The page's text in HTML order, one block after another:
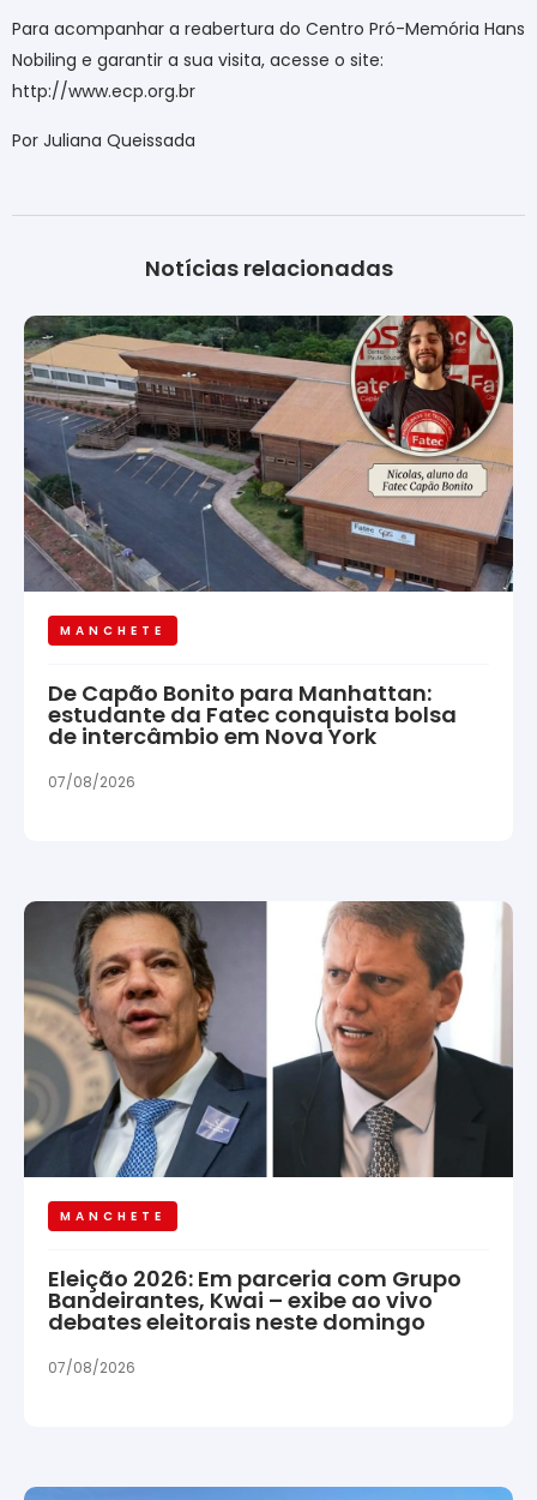
Para acompanhar a reabertura do Centro Pró-Memória Hans
Nobiling e garantir a sua visita, acesse o site:
http://www.ecp.org.br
Por Juliana Queissada
Notícias relacionadas
MANCHETE
De Capão Bonito para Manhattan:
estudante da Fatec conquista bolsa
de intercâmbio em Nova York
07/08/2026
MANCHETE
Eleição 2026: Em parceria com Grupo
Bandeirantes, Kwai – exibe ao vivo
debates eleitorais neste domingo
07/08/2026